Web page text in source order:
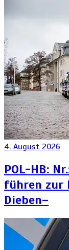
4. August 2026
POL-HB:
führen zur
Dieben–